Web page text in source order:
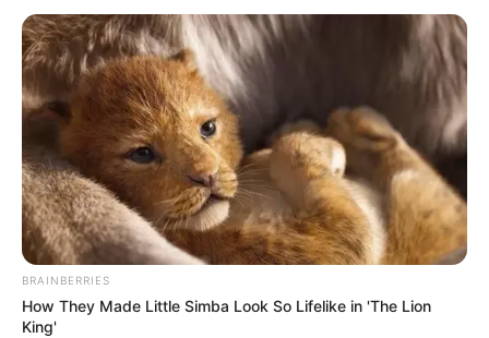
BRAINBERRIES
How They Made Little Simba Look So Lifelike in 'The Lion
King'